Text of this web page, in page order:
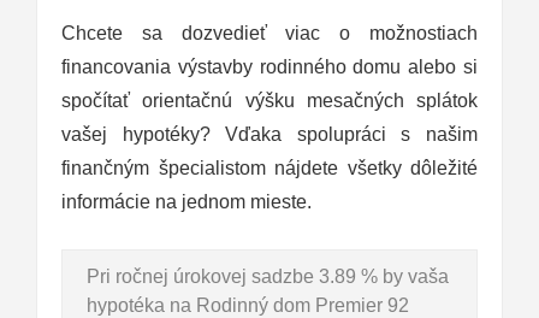
Chcete sa dozvedieť viac o možnostiach
financovania výstavby rodinného domu alebo si
spočítať orientačnú výšku mesačných splátok
vašej hypotéky? Vďaka spolupráci s našim
finančným špecialistom nájdete všetky dôležité
informácie na jednom mieste.
Pri ročnej úrokovej sadzbe 3.89 % by vaša
hypotéka na Rodinný dom Premier 92